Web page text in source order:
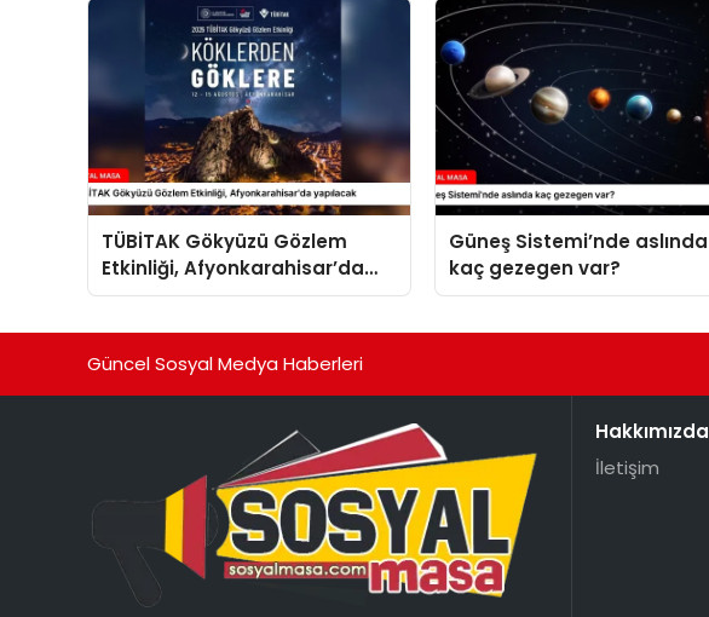
TÜBİTAK Gökyüzü Gözlem
Etkinliği, Afyonkarahisar’da
yapılacak
Güneş Sistemi’nde aslında
kaç gezegen var?
Güncel Sosyal Medya Haberleri
Hakkımızda
İletişim